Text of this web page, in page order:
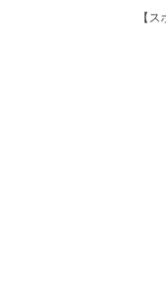
【